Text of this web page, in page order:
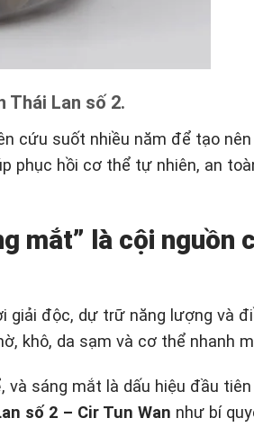
Thái Lan số 2.
cứu suốt nhiều năm để tạo
phục hồi cơ thể tự nhiên, an
mắt” là cội nguồn
giải độc, dự trữ năng lượng và
khô, da sạm và cơ thể nhanh
, và sáng mắt là dấu hiệu đầu
số 2 – Cir Tun Wan như bí